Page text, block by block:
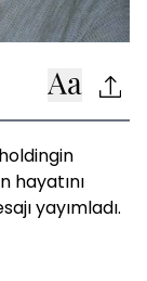
hayatını
yayımladı.